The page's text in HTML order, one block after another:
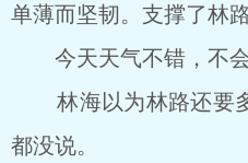
单薄而坚韧。支撑了林
今天天气不错，不会
林海以为林路还要多
都没说。